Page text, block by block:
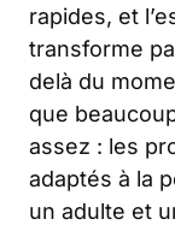
rapides, et
transforme
delà du
que
assez : les
adaptés à la
un adulte et